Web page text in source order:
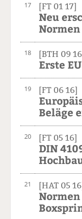
17 [FT 01 17]
Neu
18 [BTH 09
Erste
19 [FT 06 16]
Beläge
20 [FT 05 16]
DIN
21 [HAT 05